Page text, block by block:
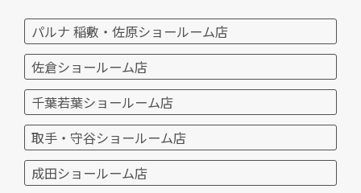
パルナ 稲敷・佐原ショールーム店
佐倉ショールーム店
千葉若葉ショールーム店
取手・守谷ショールーム店
成田ショールーム店